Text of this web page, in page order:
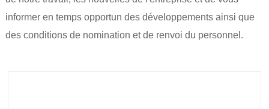
informer en temps opportun des développements ainsi que
des conditions de nomination et de renvoi du personnel.